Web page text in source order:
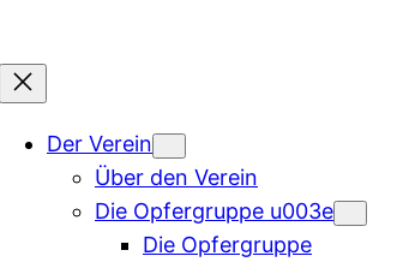
Der Verein
Über den Verein
Die Opfergruppe u003e
Die Opfergruppe